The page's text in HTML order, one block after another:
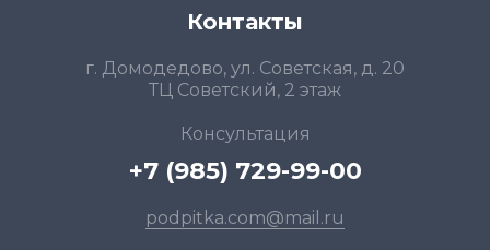
Контакты
г. Домодедово, ул. Советская, д. 20
ТЦ Советский, 2 этаж
Консультация
+7 (985) 729-99-00
podpitka.com@mail.ru